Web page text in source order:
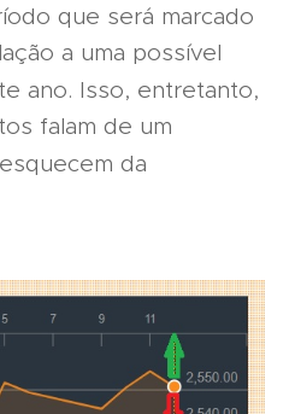
que será marcado
a uma possível
ano. Isso, entretanto,
falam de um
da